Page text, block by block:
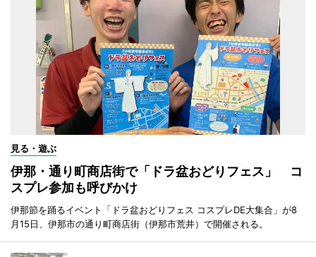
見る・遊ぶ
伊那・通り町商店街で「ドラ盆おどりフェス」 コ
スプレ参加も呼びかけ
伊那節を踊るイベント「ドラ盆おどりフェス コスプレDE大集合」が8
月15日、伊那市の通り町商店街（伊那市荒井）で開催される。